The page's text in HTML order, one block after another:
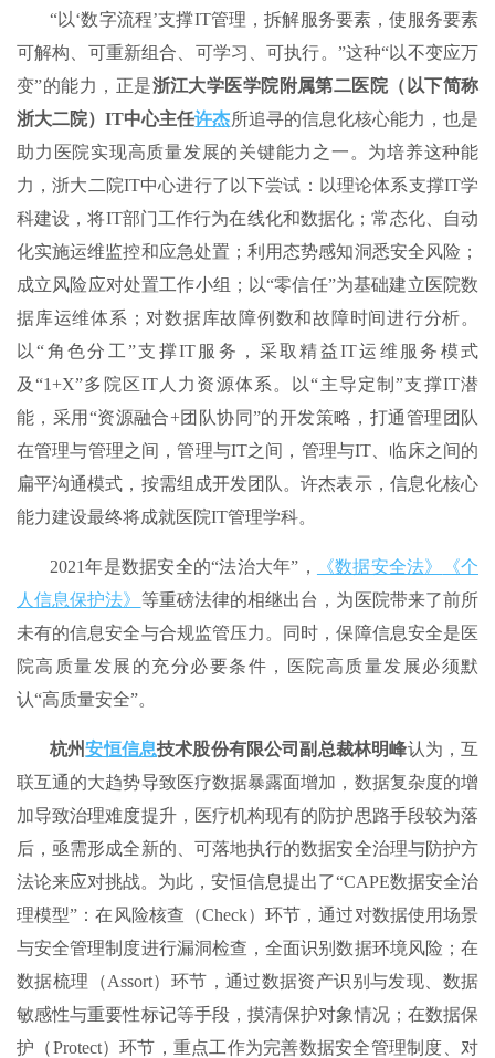
“以‘数字流程’支撑IT管理，拆解服务要素，使服务要素
可解构、可重新组合、可学习、可执行。”这种“以不变应万
变”的能力，正是浙江大学医学院附属第二医院（ 以下简称
浙大二院）IT中心主任许杰所追寻的信息化核心能力，也是
助力医院实现高质量发展的关键能力之一。为培养这种能
力，浙大二院IT中心进行了以下尝试：以理论体系支撑IT学
科建设，将IT部门工作行为在线化和数据化；常态化、自动
化实施运维监控和应急处置；利用态势感知洞悉安全风险；
成立风险应对处置工作小组；以“零信任”为基础建立医院数
据库运维体系；对数据库故障例数和故障时间进行分析。
以“角色分工”支撑IT服务，采取精益IT运维服务模式
及“1+X”多院区IT人力资源体系。以“主导定制”支撑IT潜
能，采用“资源融合+团队协同”的开发策略，打通管理团队
在管理与管理之间，管理与IT之间，管理与IT、临床之间的
扁平沟通模式，按需组成开发团队。许杰表示，信息化核心
能力建设最终将成就医院IT管理学科。
2021年是数据安全的“法治大年”， 《数据安全法》
《个
人信息保护法》 等重磅法律的相继出台，为医院带来了前所
未有的信息安全与合规监管压力。同时，保障信息安全是医
院高质量发展的充分必要条件，医院高质量发展必须默
认“高质量安全”。
杭州安恒信息技术股份有限公司副总裁林明峰认为，互
联互通的大趋势导致医疗数据暴露面增加，数据复杂度的增
加导致治理难度提升，医疗机构现有的防护思路手段较为落
后，亟需形成全新的、可落地执行的数据安全治理与防护方
法论来应对挑战。为此，安恒信息提出了“CAPE数据安全治
理模型”：在风险核查（Check）环节，通过对数据使用场景
与安全管理制度进行漏洞检查，全面识别数据环境风险；在
数据梳理（Assort）环节，通过数据资产识别与发现、数据
敏感性与重要性标记等手段，摸清保护对象情况；在数据保
护（Protect）环节，重点工作为完善数据安全管理制度、对